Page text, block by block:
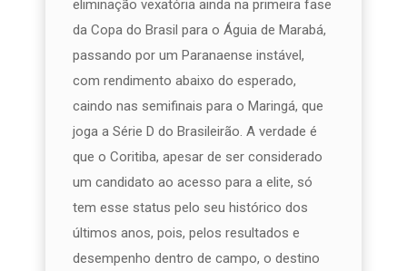
eliminação vexatória ainda na primeira fase
da Copa do Brasil para o Águia de Marabá,
passando por um Paranaense instável,
com rendimento abaixo do esperado,
caindo nas semifinais para o Maringá, que
joga a Série D do Brasileirão. A verdade é
que o Coritiba, apesar de ser considerado
um candidato ao acesso para a elite, só
tem esse status pelo seu histórico dos
últimos anos, pois, pelos resultados e
desempenho dentro de campo, o destino